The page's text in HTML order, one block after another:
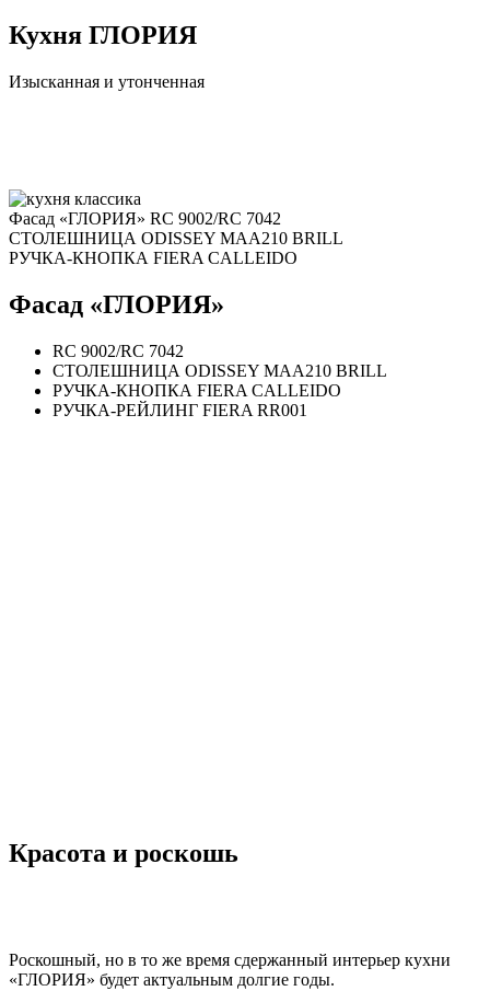
Кухня ГЛОРИЯ
Изысканная и утонченная
Фасад «ГЛОРИЯ» RC 9002/RC 7042
СТОЛЕШНИЦА ODISSEY MAA210 BRILL
РУЧКА-КНОПКА FIERA CALLEIDO
Фасад «ГЛОРИЯ»
RC 9002/RC 7042
СТОЛЕШНИЦА ODISSEY MAA210 BRILL
РУЧКА-КНОПКА FIERA CALLEIDO
РУЧКА-РЕЙЛИНГ FIERA RR001
Красота и роскошь
Роскошный, но в то же время сдержанный интерьер кухни
«ГЛОРИЯ» будет актуальным долгие годы.